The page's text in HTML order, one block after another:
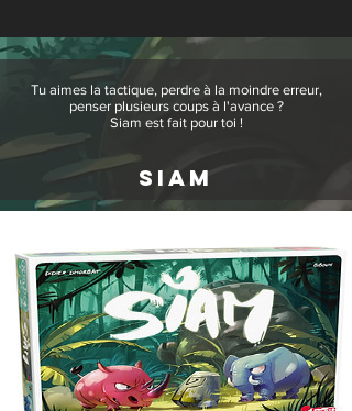
Tu aimes la tactique, perdre à la moindre erreur,
penser plusieurs coups à l'avance ?
Siam est fait pour toi !
SIAM